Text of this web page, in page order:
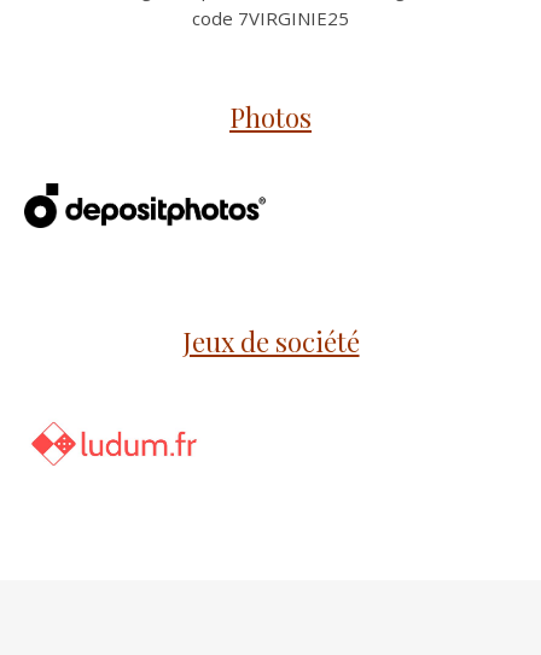
code 7VIRGINIE25
Photos
Jeux de société